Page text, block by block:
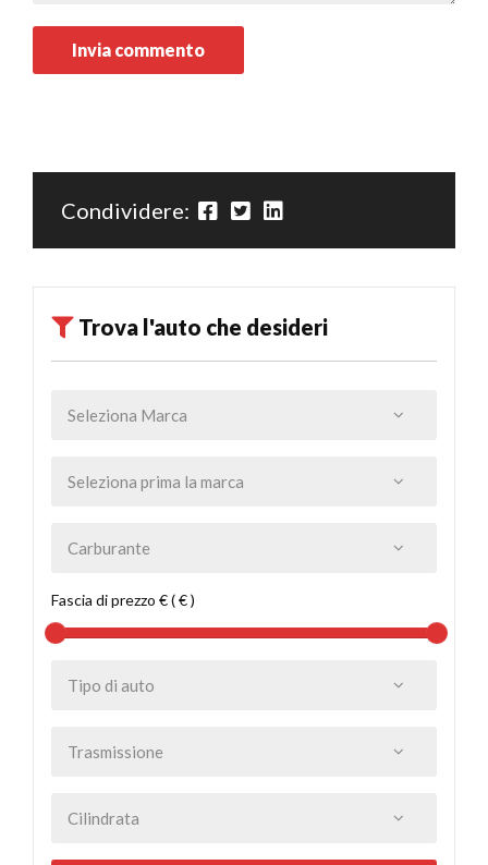
Condividere:
Trova l'auto che desideri
Fascia di prezzo € ( € )